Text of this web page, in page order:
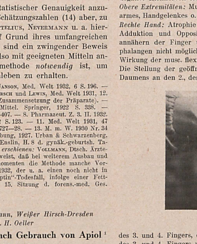
Genauigkeit anzu-
(14) aber, zu
NEVERMANN U. a.
hier-
Grund ihres
umfangreichen
sind ein zwingender Beweis
mit geeigneten Mitteln an-
notwendig ist,
um
zu
erhalten.
Med. Welt 1932, 6 8.196.
—
und Lewın, Med. Welt 1931, 12,
der Präparate).
—
Mittel. Springer, 1922 S. 3838.
— 8. Pharmazeut. Z. 3. II. 1932.
8.123. — 11. Med. Welt 1931,
47
— 13. M. m. W. 1930 Nr. 34
1927. Urban & Schwarzenberg,
Enslin, H.8 d. gynäk.-geburtsh. Ta-
erschienen: VoLLmann, Dtsch. Ärzte-
daß bei weiterem Ausbau und
die Methode manche
Vor-
der u. a. einen noch nicht in
Todesfall, infolge einer
Fett-
15. Sitzung d. forens.-med.
Ges.
Weißer
Hirsch-Dresden
H. Oeller
Gebrauch von Apiol '
Obere Extremitäten:
armes, Handgelenkes
Rechte
Hand: Atrophie
Adduktion
und
annähern
der Finger
phalangen nicht
Wirkung der muse. flex.
Die Stellung der
Daumens an den 2.,
des 3. und 4. Fingers,
des 3. und 4. Fingers